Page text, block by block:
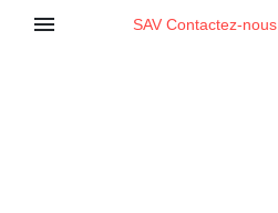
 SAV Contactez-nous